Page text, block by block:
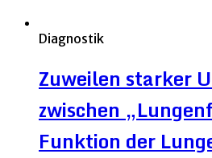
Diagnostik
Zuweilen starker
zwischen
Funktion der